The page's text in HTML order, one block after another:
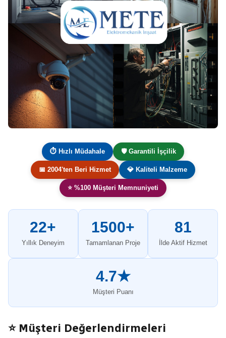
⏱ Hızlı Müdahale 🛡️ Garantili İşçilik
📅 2004'ten Beri Hizmet 💎 Kaliteli Malzeme
⭐ %100 Müşteri Memnuniyeti
22+
Yıllık Deneyim
1500+
Tamamlanan Proje
81
İlde Aktif Hizmet
4.7★
Müşteri Puanı
⭐ Müşteri Değerlendirmeleri